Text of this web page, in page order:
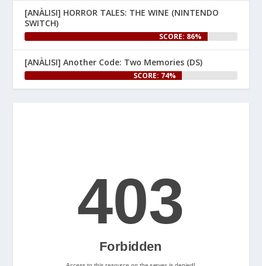
#StarFox
per a #NintendoSwitch2 ! Per
celebrar-ho, us hem preparat
un article especial al web.
👉
www.nintenhype.cat/2026/06/25/
e...
2
Nintenhype.Cat @nintenhype.cat
📅 Ja tenim aquí els
[ANÀLISI] HORROR TALES: THE WINE (NINTENDO
SWITCH)
SCORE: 86%
[ANÀLISI] Another Code: Two Memories (DS)
SCORE: 74%